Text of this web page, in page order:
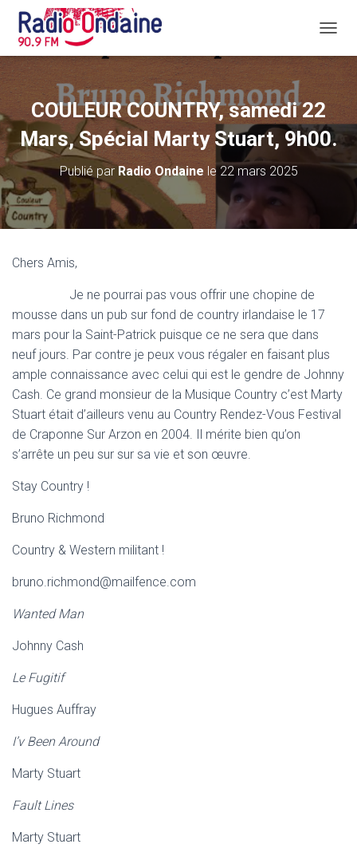
É
I
R
L
COULEUR COUNTRY, samedi 22
Mars, Spécial Marty Stuart, 9h00.
Publié par Radio Ondaine le 22 mars 2025
Chers Amis,
Je ne pourrai pas vous offrir une chopine de
mousse dans un pub sur fond de country irlandaise le 17
mars pour la Saint-Patrick puisque ce ne sera que dans
neuf jours. Par contre je peux vous régaler en faisant plus
ample connaissance avec celui qui est le gendre de Johnny
Cash. Ce grand monsieur de la Musique Country c’est Marty
Stuart était d’ailleurs venu au Country Rendez-Vous Festival
de Craponne Sur Arzon en 2004. Il mérite bien qu’on
s’arrête un peu sur sur sa vie et son œuvre.
Stay Country !
Bruno Richmond
Country & Western militant !
bruno.richmond@mailfence.com
Wanted Man
Johnny Cash
Le Fugitif
Hugues Auffray
I’v Been Around
Marty Stuart
Fault Lines
Marty Stuart